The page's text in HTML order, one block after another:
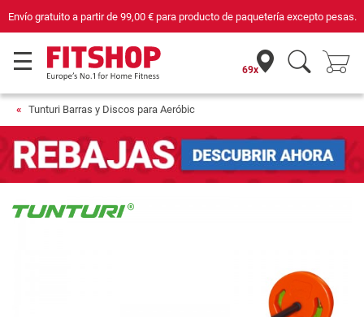
Envío gratuito a partir de 99,00 €para producto de paquetería excepto pesas.
69x
Tunturi Barras y Discos para Aeróbic